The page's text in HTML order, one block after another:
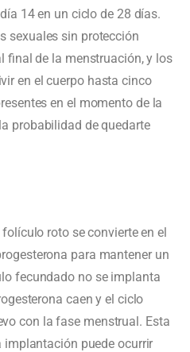
14 en un ciclo de 28 días.
sexuales sin protección
final de la menstruación, y los
en el cuerpo hasta cinco
en el momento de la
probabilidad de quedarte
roto se convierte en el
para mantener un
fecundado no se implanta
caen y el ciclo
con la fase menstrual. Esta
implantación puede ocurrir